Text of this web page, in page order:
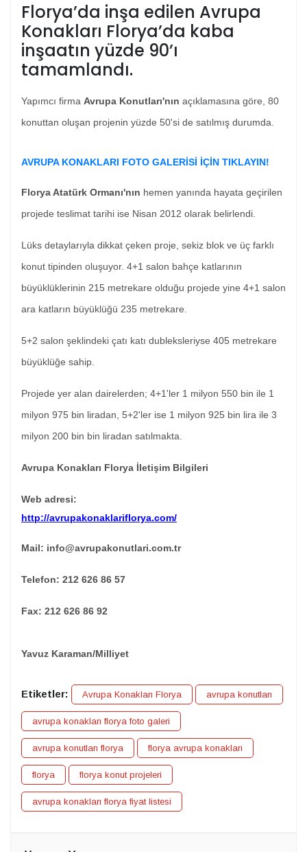
Florya’da inşa edilen Avrupa
Konakları Florya’da kaba
inşaatın yüzde 90’ı
tamamlandı.
Yapımcı firma Avrupa Konutları'nın açıklamasına göre, 80
konuttan oluşan projenin yüzde 50'si de satılmış durumda.
AVRUPA KONAKLARI FOTO GALERİSİ İÇİN TIKLAYIN!
Florya Atatürk Ormanı'nın hemen yanında hayata geçirilen
projede teslimat tarihi ise Nisan 2012 olarak belirlendi.
Lüks detaylarıyla dikkat çeken proje, sekiz blok ve üç farklı
konut tipinden oluşuyor. 4+1 salon bahçe katlarının
büyüklüklerinin 215 metrekare olduğu projede yine 4+1 salon
ara katların büyüklüğü 235 metrekare.
5+2 salon şeklindeki çatı katı dubleksleriyse 405 metrekare
büyüklüğe sahip.
Projede yer alan dairelerden; 4+1'ler 1 milyon 550 bin ile 1
milyon 975 bin liradan, 5+2'ler ise 1 milyon 925 bin lira ile 3
milyon 200 bin bin liradan satılmakta.
Avrupa Konakları Florya İletişim Bilgileri
Web adresi:
http://avrupakonaklariflorya.com/
Mail: info@avrupakonutlari.com.tr
Telefon: 212 626 86 57
Fax: 212 626 86 92
Yavuz Karaman/Milliyet
Etiketler: Avrupa Konakları Florya avrupa konutları
avrupa konakları florya foto galeri
avrupa konutları florya florya avrupa konakları
florya florya konut projeleri
avrupa konakları florya fiyat listesi